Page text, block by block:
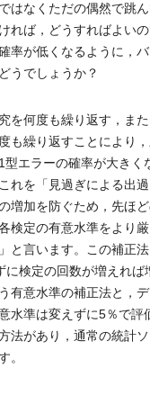
はなくただの偶然で跳
れば，どうすればよい
率が低くなるように，
うでしょうか？
を何度も繰り返す，ま
も繰り返すことにより
型エラーの確率が大きく
れを「見過ぎによる出
増加を防ぐため，先ほ
検定の有意水準をより
と言います。この補正
に検定の回数が増えれ
有意水準の補正法と，
水準は変えずに5％で評
法があり，通常の統計
。